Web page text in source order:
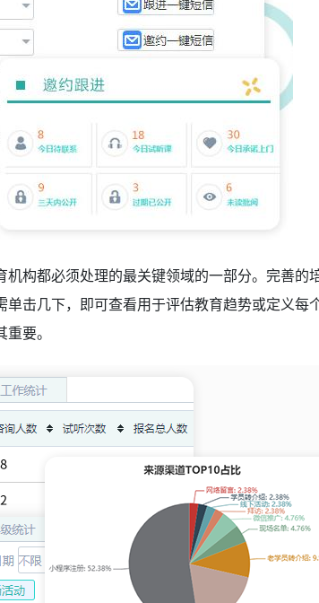
机构都必须处理的最关键领域的一部分。完善的
单击几下，即可查看用于评估教育趋势或定义每
要。